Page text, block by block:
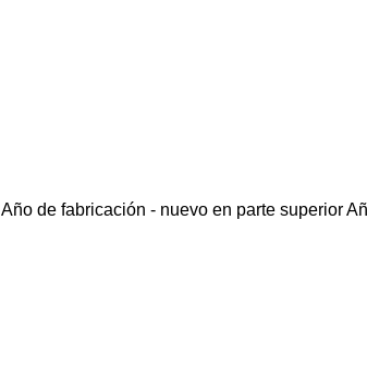
Año de fabricación - nuevo en parte superior